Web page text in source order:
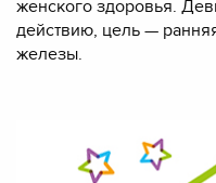
женского здоровья.
действию, цель —
железы.